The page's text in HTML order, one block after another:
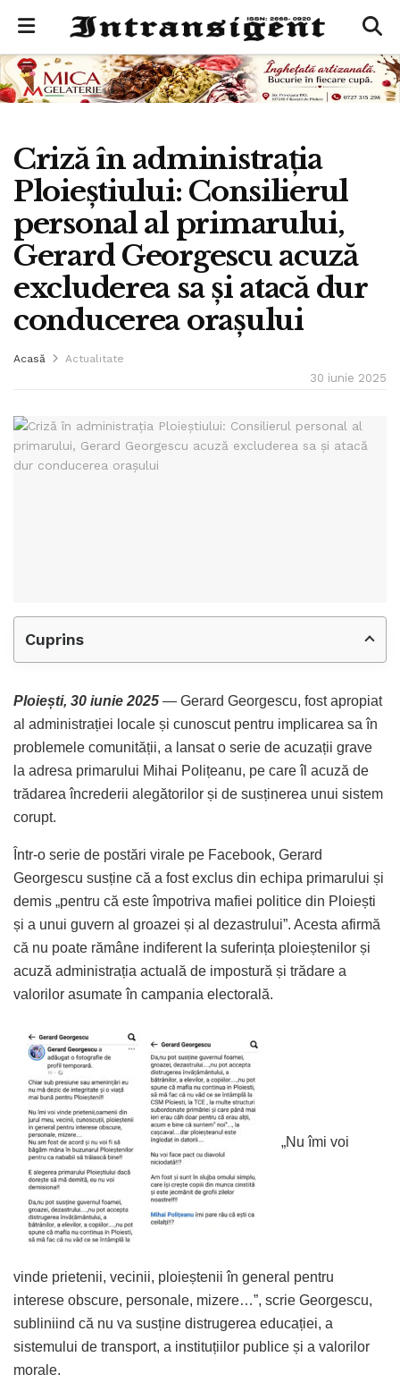
Criză în administrația
Ploieștiului: Consilierul
personal al primarului,
Gerard Georgescu acuză
excluderea sa și atacă dur
conducerea orașului
Acasă Actualitate
30 iunie 2025
Cuprins
Ploiești, 30 iunie 2025 — Gerard Georgescu, fost apropiat
al administrației locale și cunoscut pentru implicarea sa în
problemele comunității, a lansat o serie de acuzații grave
la adresa primarului Mihai Polițeanu, pe care îl acuză de
trădarea încrederii alegătorilor și de susținerea unui sistem
corupt.
Într-o serie de postări virale pe Facebook, Gerard
Georgescu susține că a fost exclus din echipa primarului și
demis „pentru că este împotriva mafiei politice din Ploiești
și a unui guvern al groazei și al dezastrului”. Acesta afirmă
că nu poate rămâne indiferent la suferința ploieștenilor și
acuză administrația actuală de impostură și trădare a
valorilor asumate în campania electorală.
„Nu îmi voi
vinde prietenii, vecinii, ploieștenii în general pentru
interese obscure, personale, mizere…”, scrie Georgescu,
subliniind că nu va susține distrugerea educației, a
sistemului de transport, a instituțiilor publice și a valorilor
morale.